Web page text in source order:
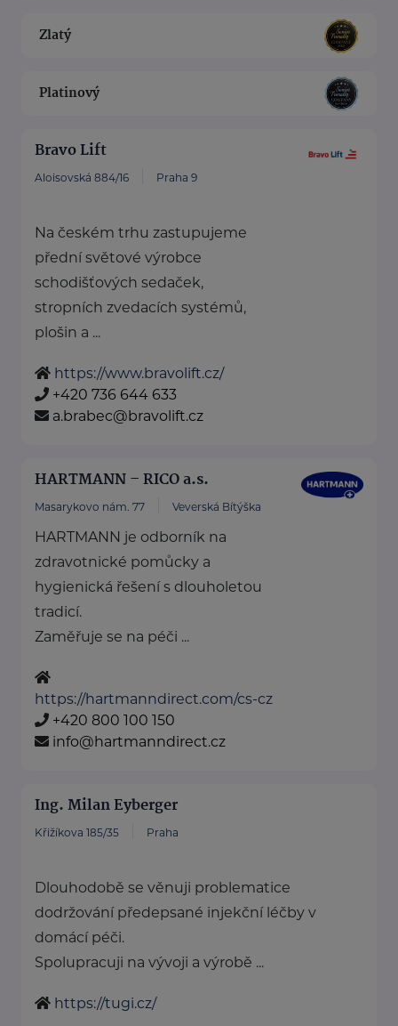
Zlatý
Platinový
Bravo Lift
Aloisovská 884/16 Praha 9
Na českém trhu zastupujeme
přední světové výrobce
schodišťových sedaček,
stropních zvedacích systémů,
plošin a ...
https://www.bravolift.cz/
+420 736 644 633
a.brabec@bravolift.cz
HARTMANN – RICO a.s.
Masarykovo nám. 77 Veverská Bítýška
HARTMANN je odborník na
zdravotnické pomůcky a
hygienická řešení s dlouholetou
tradicí.
Zaměřuje se na péči ...
https://hartmanndirect.com/cs-cz
+420 800 100 150
info@hartmanndirect.cz
Ing. Milan Eyberger
Křižíkova 185/35 Praha
Dlouhodobě se věnuji problematice
dodržování předepsané injekční léčby v
domácí péči.
Spolupracuji na vývoji a výrobě ...
https://tugi.cz/